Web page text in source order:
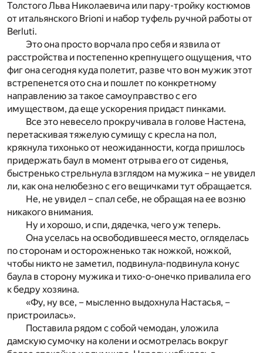
Толстого Льва Николаевича или пару-тройку костюмов
от итальянского Brioni и набор туфель ручной работы от
Berluti.
Это она просто ворчала про себя и язвила от
расстройства и постепенно крепнущего ощущения, что
фиг она сегодня куда полетит, разве что вон мужик этот
встрепенется ото сна и пошлет по конкретному
направлению за такое самоуправство с его
имуществом, да еще ускорения придаст пинками.
Все это невесело прокручивала в голове Настена,
перетаскивая тяжелую сумищу с кресла на пол,
крякнула тихонько от неожиданности, когда пришлось
придержать баул в момент отрыва его от сиденья,
быстренько стрельнула взглядом на мужика – не увидел
ли, как она нелюбезно с его вещичками тут обращается.
Не, не увидел – спал себе, не обращая на ее возню
никакого внимания.
Ну и хорошо, и спи, дядечка, чего уж теперь.
Она уселась на освободившееся место, огляделась
по сторонам и осторожненько так ножкой, ножкой,
чтобы никто не заметил, подвинула-подвинула конус
баула в сторону мужика и тихо-о-онечко привалила его
к бедру хозяина.
«Фу, ну все, – мысленно выдохнула Настасья, –
пристроилась».
Поставила рядом с собой чемодан, уложила
дамскую сумочку на колени и осмотрелась вокруг